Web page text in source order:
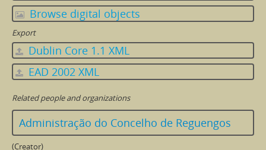
Browse digital objects
Export
Dublin Core 1.1 XML
EAD 2002 XML
Related people and organizations
Administração do Concelho de Reguengos
(Creator)